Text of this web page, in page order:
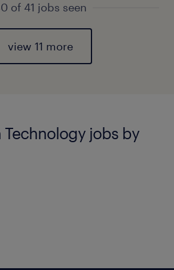
of 41 jobs seen
view 11 more
jobs by